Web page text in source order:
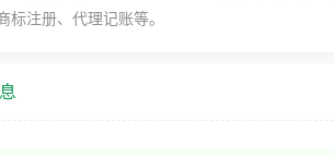
标注册、代理记账等。